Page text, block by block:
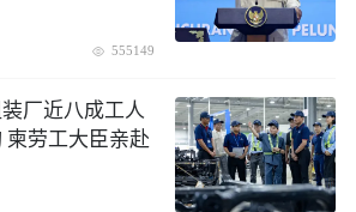
555149
厂近八成工人
柬劳工大臣亲赴